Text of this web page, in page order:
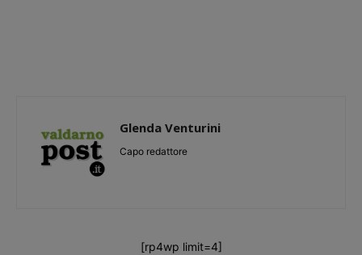
Glenda Venturini
Capo redattore
[rp4wp limit=4]